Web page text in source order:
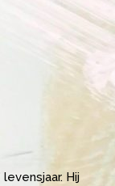
levensjaar. Hij